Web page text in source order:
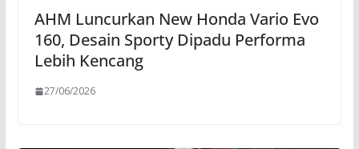
AHM Luncurkan New Honda Vario Evo
160, Desain Sporty Dipadu Performa
Lebih Kencang
27/06/2026